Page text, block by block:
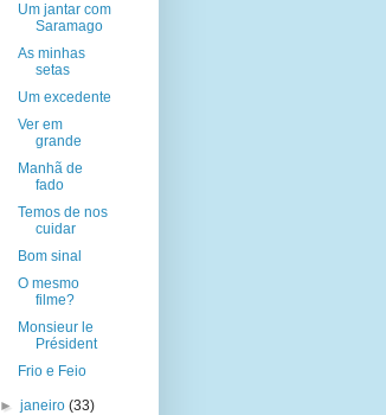
Um jantar com
Saramago
As minhas
setas
Um excedente
Ver em
grande
Manhã de
fado
Temos de nos
cuidar
Bom sinal
O mesmo
filme?
Monsieur le
Président
Frio e Feio
►janeiro(33)